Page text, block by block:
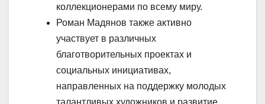
коллекционерами по всему миру.
Роман Мадянов также активно
участвует в различных
благотворительных проектах и
социальных инициативах,
направленных на поддержку молодых
талантливых художников и развитие